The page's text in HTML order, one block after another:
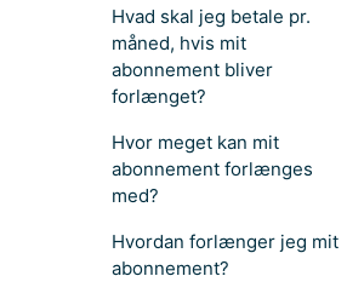
Hvad skal jeg betale pr.
måned, hvis mit
abonnement bliver
forlænget?
Hvor meget kan mit
abonnement forlænges
med?
Hvordan forlænger jeg mit
abonnement?